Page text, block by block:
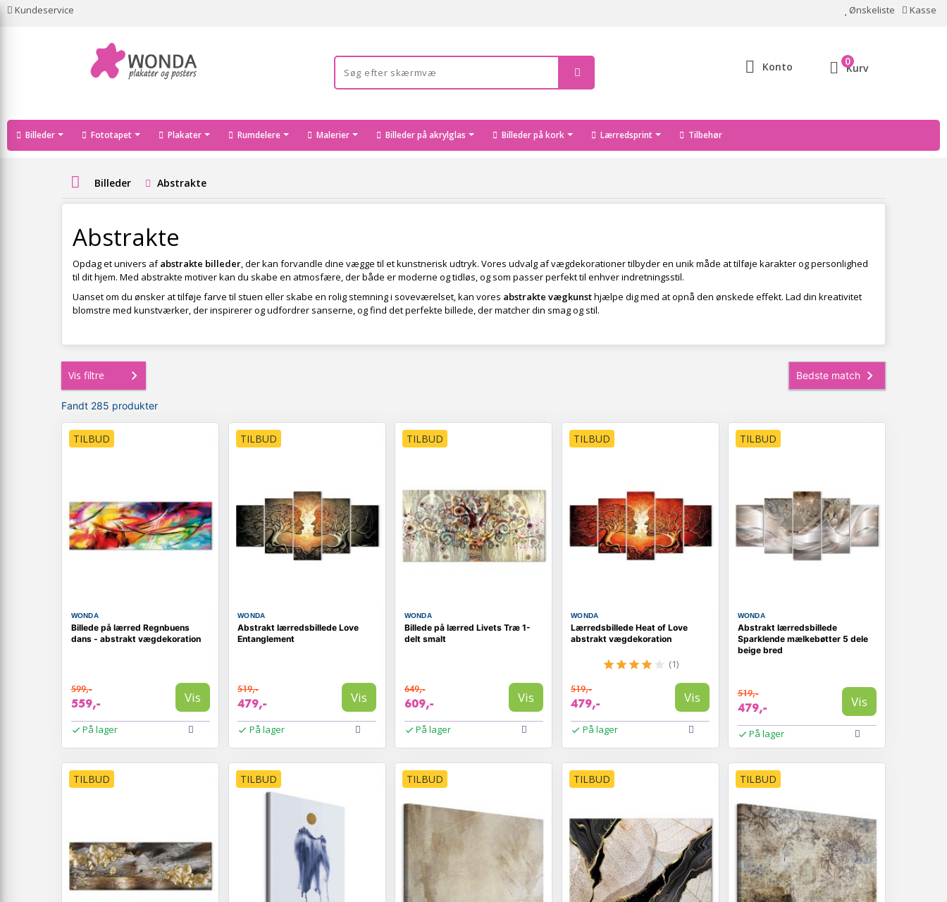
Kundeservice Ønskeliste Kasse
Konto Kurv
0
Billeder Fototapet Plakater Rumdelere Malerier Billeder på akrylglas Billeder på kork Lærredsprint Tilbehør
Billeder Abstrakte
Abstrakte
Opdag et univers afabstrakte billeder, der kan forvandle dine vægge til et kunstnerisk udtryk. Vores udvalg af vægdekorationer tilbyder en unik måde at tilføje karakter og personlighed
til dit hjem. Med abstrakte motiver kan du skabe en atmosfære, der både er moderne og tidløs, og som passer perfekt til enhver indretningsstil.
Uanset om du ønsker at tilføje farve til stuen eller skabe en rolig stemning i soveværelset, kan vores abstrakte vægkunsthjælpe dig med at opnå den ønskede effekt. Lad din kreativitet
blomstre med kunstværker, der inspirerer og udfordrer sanserne, og find det perfekte billede, der matcher din smag og stil.
Vis filtre
Fandt 285 produkter
TILBUD
WONDA
Billede på lærred Regnbuens
dans - abstrakt vægdekoration
599,-
559,- Vis
På lager
TILBUD
WONDA
Abstrakt lærredsbillede Love
Entanglement
519,-
479,- Vis
På lager
TILBUD
WONDA
Billede på lærred Livets Træ 1-
delt smalt
649,-
609,- Vis
På lager
TILBUD
WONDA
Lærredsbillede Heat of Love
abstrakt vægdekoration
(1)
519,-
479,- Vis
På lager
TILBUD
WONDA
Abstrakt lærredsbillede
Sparklende mælkebøtter 5 dele
beige bred
519,-
479,- Vis
På lager
TILBUD TILBUD TILBUD TILBUD TILBUD